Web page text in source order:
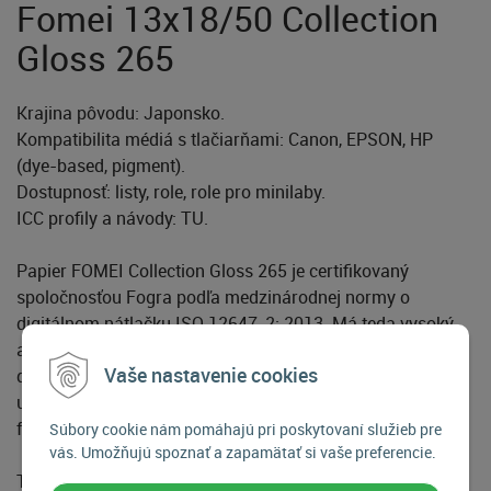
Vaše nastavenie cookies
Súbory cookie nám pomáhajú pri poskytovaní služieb pre
vás. Umožňujú spoznať a zapamätať si vaše preferencie.
Fomei 13x18/50 Collection
Gloss 265
Krajina pôvodu: Japonsko.
Kompatibilita médiá s tlačiarňami: Canon, EPSON, HP
(dye-based, pigment).
Dostupnosť: listy, role, role pro minilaby.
ICC profily a návody: TU.
Papier FOMEI Collection Gloss 265 je certifikovaný
spoločnosťou Fogra podľa medzinárodnej normy o
digitálnom nátlačku ISO 12647-2: 2013. Má teda vysoký
archivačný potenciál a je certifikovaný pre výrobu
digitálnych nátlačkov s certifikáciou. Dokument nesie
unikátne číslo 28564-2. Je to náš najhodnotnejší lesklý RC
fotopapier.
Tý z vás, ktorí ste si v minulosti nechali s obľubou v